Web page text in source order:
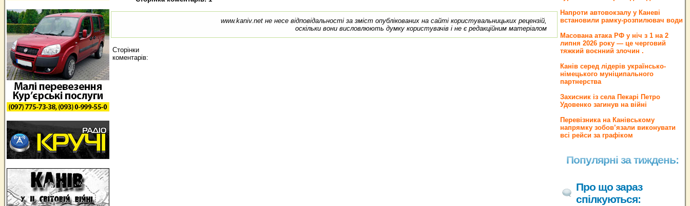
www.kaniv.net не несе відповідальності за зміст опублікованих на сайті користувальницьких рецензій,
оскільки вони висловлюють думку користувачів і не є редакційним матеріалом
Сторінки
коментарів:
Напроти автовокзалу у Каневі
встановили рамку-розпилювач води
Масована атака РФ у ніч з 1 на 2
липня 2026 року — це черговий
тяжкий воєнний злочин .
Канів серед лідерів українсько-
німецького муніципального
партнерства
Захисник із села Пекарі Петро
Удовенко загинув на війні
Перевізника на Канівському
напрямку зобов’язали виконувати
всі рейси за графіком
Популярні за тиждень:
Про що зараз
спілкуються: